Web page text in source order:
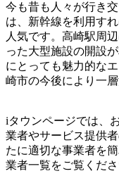
今も昔も人々が行き
は、新幹線を利用す
人気です。高崎駅周
った大型施設の開設
にとっても魅力的な
崎市の今後により一
iタウンページでは、
業者やサービス提供
たに適切な事業者を
業者一覧をご覧くださ